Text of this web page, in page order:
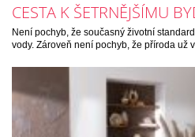
CESTA K ŠETRNĚJŠÍMU
Není pochyb, že současný životní
vody. Zároveň není pochyb, že příroda už